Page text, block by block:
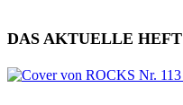
DAS AKTUELLE HEFT